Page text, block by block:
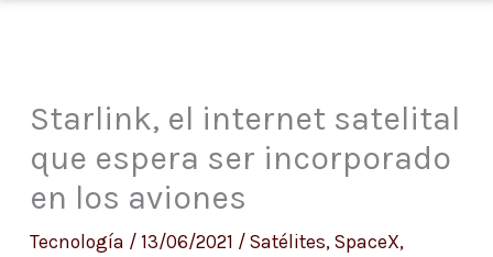
Starlink, el internet satelital
que espera ser incorporado
en los aviones
Tecnología / 13/06/2021 / Satélites, SpaceX,